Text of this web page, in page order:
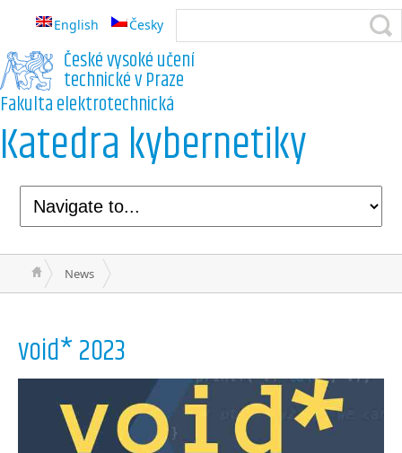
English Česky
České vysoké učení
technické v Praze
Fakulta elektrotechnická
Katedra kybernetiky
News
void* 2023